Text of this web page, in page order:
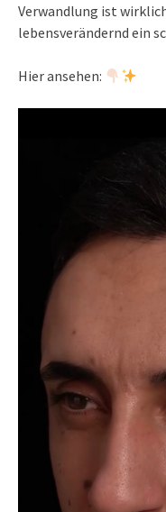
Verwandlung ist
lebensverändernd ein
Hier ansehen: